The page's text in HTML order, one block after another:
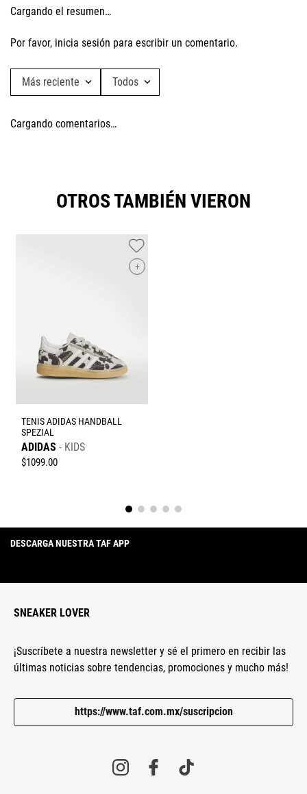
Cargando el resumen…
Por favor, inicia sesión para escribir un comentario.
Más reciente Todos
Cargando comentarios…
OTROS TAMBIÉN VIERON
+
TENIS ADIDAS HANDBALL
SPEZIAL
ADIDAS KIDS
$1099.00
DESCARGA NUESTRA TAF APP
SNEAKER LOVER
¡Suscríbete a nuestra newsletter y sé el primero en recibir las
últimas noticias sobre tendencias, promociones y mucho más!
https://www.taf.com.mx/suscripcion